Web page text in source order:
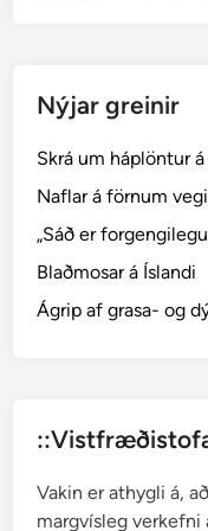
Nýjar greinir
Skrá um háplöntur
Naflar á förnum vegi
„Sáð er
Blaðmosar á Íslandi
Ágrip af grasa- og
Vakin er athygli á,
margvísleg